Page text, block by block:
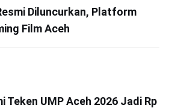
Diluncurkan, Platform
Film Aceh
Teken UMP Aceh 2026 Jadi Rp